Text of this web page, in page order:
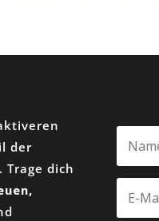
der
. Trage dich